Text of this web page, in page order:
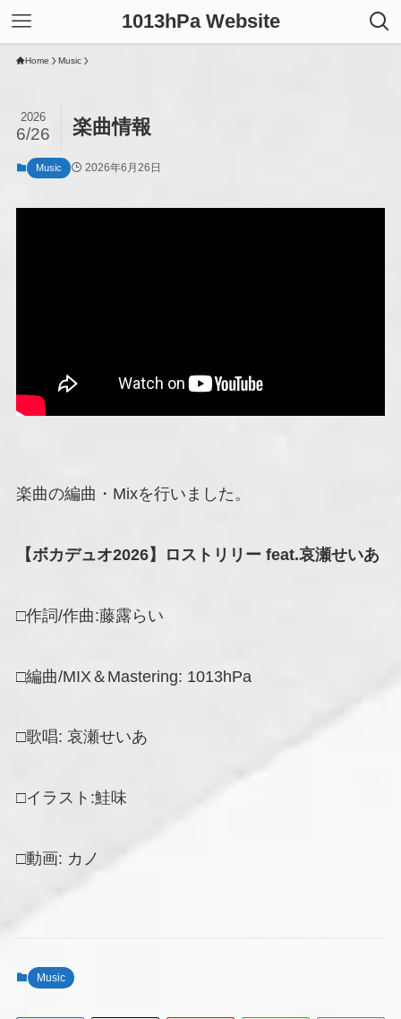
1013hPa Website
Home Music
楽曲情報
2026
6/26
Music 2026年6月26日
楽曲の編曲・Mixを行いました。
【ボカデュオ2026】ロストリリー feat.哀瀬せいあ
□作詞/作曲:藤露らい
□編曲/MIX＆Mastering: 1013hPa
□歌唱: 哀瀬せいあ
□イラスト:鮭味
□動画: カノ
Music